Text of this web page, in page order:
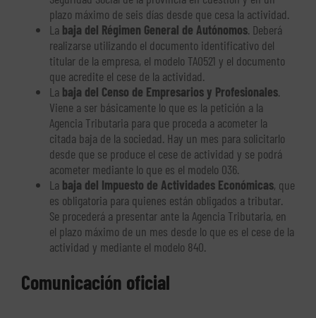
plazo máximo de seis días desde que cesa la actividad.
La baja del Régimen General de Autónomos. Deberá
realizarse utilizando el documento identificativo del
titular de la empresa, el modelo TA0521 y el documento
que acredite el cese de la actividad.
La baja del Censo de Empresarios y Profesionales.
Viene a ser básicamente lo que es la petición a la
Agencia Tributaria para que proceda a acometer la
citada baja de la sociedad. Hay un mes para solicitarlo
desde que se produce el cese de actividad y se podrá
acometer mediante lo que es el modelo 036.
La baja del Impuesto de Actividades Económicas, que
es obligatoria para quienes están obligados a tributar.
Se procederá a presentar ante la Agencia Tributaria, en
el plazo máximo de un mes desde lo que es el cese de la
actividad y mediante el modelo 840.
Comunicación oficial